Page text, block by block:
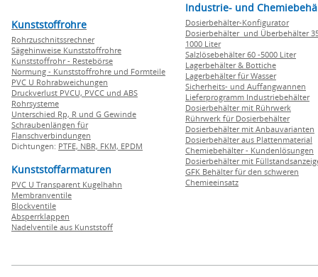
Kunststoffrohre
Rohrzuschnitssrechner
Sägehinweise Kunststoffrohre
Kunststoffrohr - Restebörse
Normung - Kunststoffrohre und Formteile
PVC U Rohrabweichungen
Druckverlust PVCU, PVCC und ABS
Rohrsysteme
Unterschied Rp, R und G Gewinde
Schraubenlängen für
Flanschverbindungen
Dichtungen: PTFE, NBR, FKM, EPDM
Kunststoffarmaturen
PVC U Transparent Kugelhahn
Membranventile
Blockventile
Absperrklappen
Nadelventile aus Kunststoff
Industrie- und
Dosierbehälter-Konfigurator
Dosierbehälter und Überbehälter
1000 Liter
Salzlösebehälter 60 -5000 Liter
Lagerbehälter & Bottiche
Lagerbehälter für Wasser
Sicherheits- und Auffangwannen
Lieferprogramm Industriebehälter
Dosierbehälter mit Rührwerk
Rührwerk für Dosierbehälter
Dosierbehälter mit Anbauvarianten
Dosierbehälter aus Plattenmaterial
Chemiebehälter - Kundenlösungen
Dosierbehälter mit
GFK Behälter für den schweren
Chemieeinsatz